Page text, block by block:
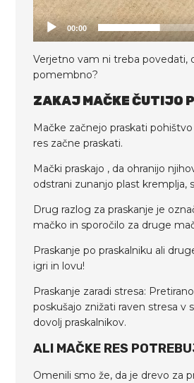
00:00
Verjetno vam ni treba povedati,
pomembno?
ZAKAJ MAČKE ČUTIJO
Mačke začnejo praskati
res začne praskati.
Mački praskajo , da ohranijo
odstrani zunanjo plast kremplja,
Drug razlog za praskanje je
mačko in sporočilo za druge
Praskanje po praskalniku ali
igri in lovu!
Praskanje zaradi stresa:
poskušajo znižati raven stresa
dovolj praskalnikov.
ALI MAČKE RES
Omenili smo že, da je drevo za